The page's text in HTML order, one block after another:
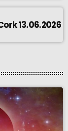
13.06.2026